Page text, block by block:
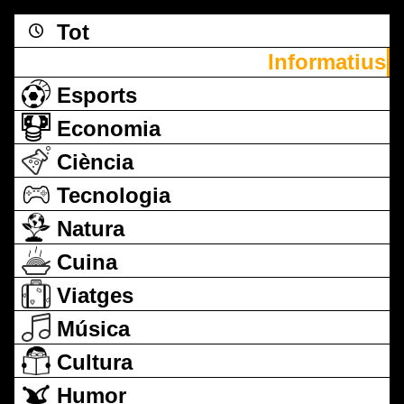
Tot
Informatius
Esports
Economia
Ciència
Tecnologia
Natura
Cuina
Viatges
Música
Cultura
Humor